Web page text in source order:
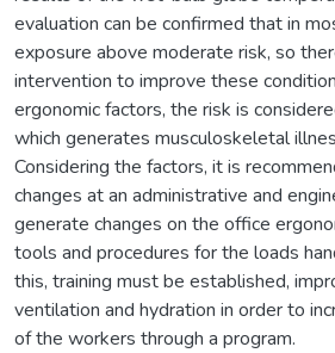
evaluation can be confirmed that in
exposure above moderate risk, so
intervention to improve these
ergonomic factors, the risk is
which generates musculoskeletal
Considering the factors, it is
changes at an administrative and
generate changes on the office
tools and procedures for the loads
this, training must be established,
ventilation and hydration in order to
of the workers through a program.